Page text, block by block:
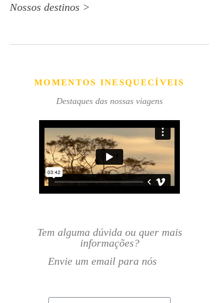
Nossos destinos >
MOMENTOS INESQUECÍVEIS
Destaques das nossas viagens
Tem alguma dúvida ou quer mais
informações?
Envie um email para nós